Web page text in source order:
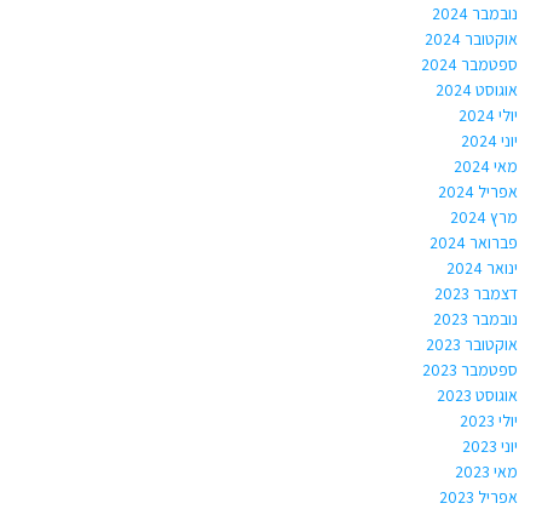
נובמבר 2024
אוקטובר 2024
ספטמבר 2024
אוגוסט 2024
יולי 2024
יוני 2024
מאי 2024
אפריל 2024
מרץ 2024
פברואר 2024
ינואר 2024
דצמבר 2023
נובמבר 2023
אוקטובר 2023
ספטמבר 2023
אוגוסט 2023
יולי 2023
יוני 2023
מאי 2023
אפריל 2023